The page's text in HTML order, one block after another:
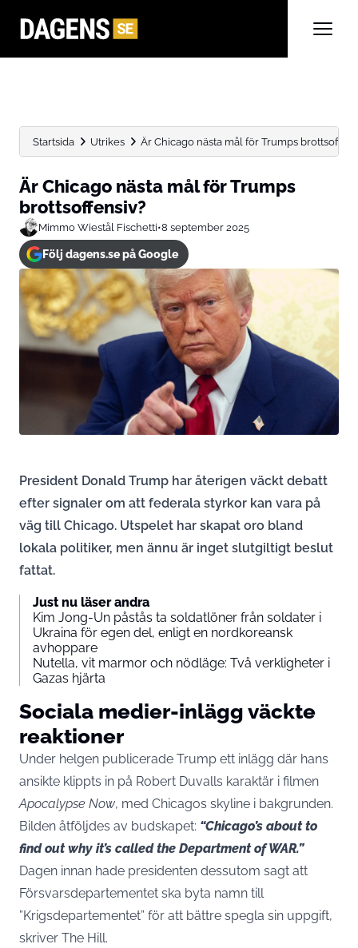
Startsida Utrikes Är Chicago nästa mål för Trumps
Är Chicago nästa mål för Trumps
brottsoffensiv?
Mimmo Wiestål Fischetti•8 september 2025
Följ dagens.se på Google
President Donald Trump har återigen väckt debatt
efter signaler om att federala styrkor kan vara på
väg till Chicago. Utspelet har skapat oro bland
lokala politiker, men ännu är inget slutgiltigt beslut
fattat.
Just nu läser andra
Kim Jong-Un påstås ta soldatlöner från soldater i
Ukraina för egen del, enligt en nordkoreansk
avhoppare
Nutella, vit marmor och nödläge: Två verkligheter i
Gazas hjärta
Sociala medier-inlägg väckte
reaktioner
Under helgen publicerade Trump ett inlägg där hans
ansikte klippts in på Robert Duvalls karaktär i filmen
Apocalypse Now, med Chicagos skyline i bakgrunden.
Bilden åtföljdes av budskapet: “Chicago’s about to
find out why it’s called the Department of WAR.”
Dagen innan hade presidenten dessutom sagt att
Försvarsdepartementet ska byta namn till
”Krigsdepartementet” för att bättre spegla sin uppgift,
skriver The Hill.